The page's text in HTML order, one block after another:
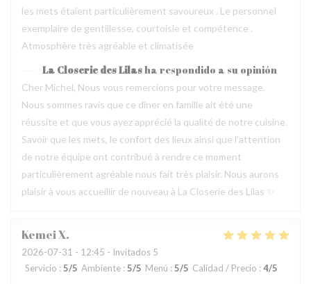
les mets étaient particulièrement savoureux . Le personnel
exemplaire de gentillesse, courtoisie et compétence .
Atmosphère très agréable et climatisée
La Closerie des Lilasha respondido a su opinión
Cher Michel, Nous vous remercions pour votre message.
Nous sommes ravis que ce dîner en famille ait été une
réussite et que vous ayez apprécié la qualité de notre cuisine.
Savoir que les mets, le confort des lieux ainsi que l’attention
de notre équipe ont contribué à rendre ce moment
particulièrement agréable nous fait très plaisir. Nous aurons
plaisir à vous accueillir de nouveau à La Closerie des Lilas ✨
KemeiX
2026-07-31 - 12:45 - Invitados 5
Servicio : 5/5 Ambiente : 5/5 Menú : 5/5 Calidad / Precio : 4/5